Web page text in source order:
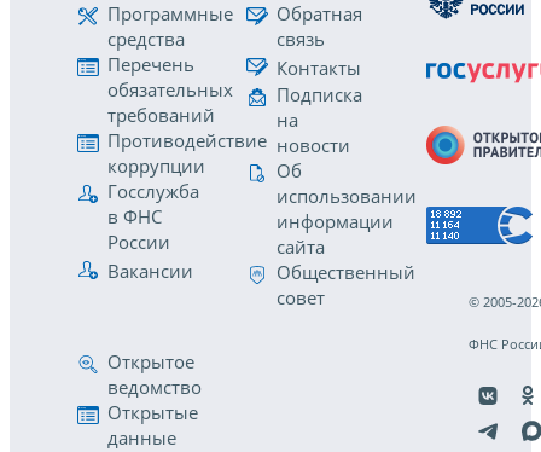
Программные
средства
Перечень
обязательных
требований
Противодействие
коррупции
Госслужба
в ФНС
России
Вакансии
Обратная
связь
Контакты
Подписка
на
новости
Об
использовании
информации
сайта
Общественный
совет
Открытое
ведомство
Открытые
данные
© 2005-
ФНС